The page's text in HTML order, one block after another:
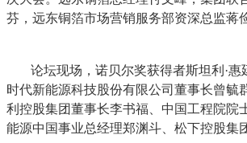
芬，远东铜箔市场营销服务部资深总监蒋
论坛现场，诺贝尔奖获得者斯坦利·
时代新能源科技股份有限公司董事长曾
利控股集团董事长李书福、中国工程院院
能源中国事业总经理郑渊斗、松下控股集